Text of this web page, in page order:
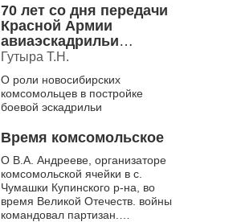
Куйбышеве Новосибирской
област...
70 лет со дня передачи
Красной Армии
авиаэскадрильи
«Новосибирский
комсомолец» (1942)
Гутыра Т.Н.
О роли новосибирских
комсомольцев в постройке
боевой эскадрильи
Время комсомольское
О В.А. Андрееве, организаторе
комсомольской ячейки в с.
Чумашки Купинского р-на, во
время Великой Отечеств. войны
командовал партизан.